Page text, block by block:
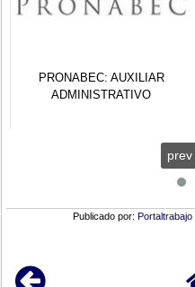
PRONABEC: AUXILIAR
ADMINISTRATIVO
prev
Publicado por:Portaltrabajo